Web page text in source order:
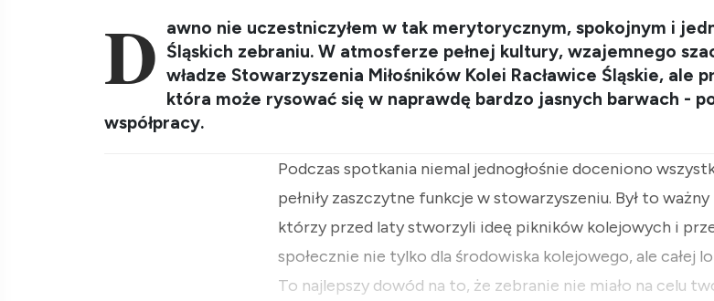
D awno nie uczestniczyłem w tak merytorycznym, spokojnym i
Śląskich zebraniu. W atmosferze pełnej kultury, wzajemnego
władze Stowarzyszenia Miłośników Kolei Racławice Śląskie,
która może rysować się w naprawdę bardzo jasnych barwach -
współpracy.
Podczas spotkania niemal jednogłośnie doceniono
pełniły zaszczytne funkcje w stowarzyszeniu. Był to
którzy przed laty stworzyli ideę pikników kolejowych i
społecznie nie tylko dla środowiska kolejowego, ale całej
To najlepszy dowód na to, że zebranie nie miało na celu